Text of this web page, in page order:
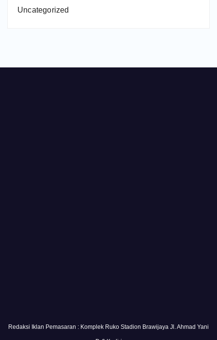
Uncategorized
Redaksi Iklan Pemasaran : Komplek Ruko Stadion Brawijaya Jl. Ahmad Yani